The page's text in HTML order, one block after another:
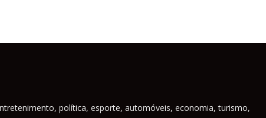
política, esporte, automóveis, economia, turismo,